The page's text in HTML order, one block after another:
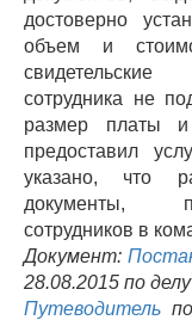
достоверно
объем и
сотрудника не
размер платы и
предоставил
указано, что
документы,
сотрудников в
Документ:
28.08.2015 по
Путеводитель